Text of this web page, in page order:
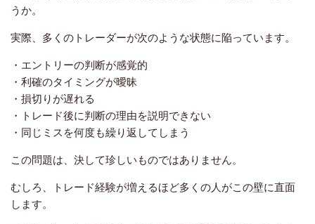
うか。
実際、多くのトレーダーが次のような状態に陥っています。
・エントリーの判断が感覚的
・利確のタイミングが曖昧
・損切りが遅れる
・トレード後に判断の理由を説明できない
・同じミスを何度も繰り返してしまう
この問題は、決して珍しいものではありません。
むしろ、トレード経験が増えるほど多くの人がこの壁に直面
します。